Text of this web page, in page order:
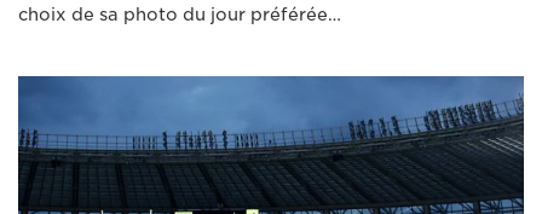
choix de sa photo du jour préférée…